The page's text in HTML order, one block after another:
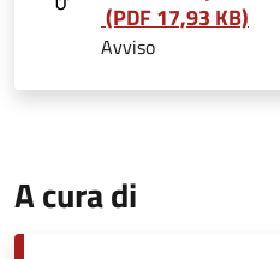
(PDF 17,93 KB)
Avviso
A cura di